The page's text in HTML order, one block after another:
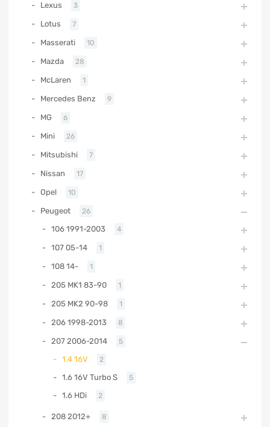
Lexus 3
Lotus 7
Masserati 10
Mazda 28
McLaren 1
Mercedes Benz 9
MG 6
Mini 26
Mitsubishi 7
Nissan 17
Opel 10
Peugeot 26
106 1991-2003 4
107 05-14 1
108 14- 1
205 MK1 83-90 1
205 MK2 90-98 1
206 1998-2013 8
207 2006-2014 5
1.4 16V 2
1.6 16V Turbo S 5
1.6 HDi 2
208 2012+ 8